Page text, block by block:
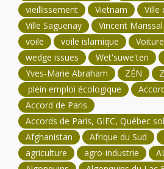
vieillissement
Vietnam
Ville
Ville Saguenay
Vincent Marissal
voile
voile islamique
wedge issues
Wet'suwe'ten
Yves-Marie Abraham
ZÉN
plein emploi écologique
Accord de Paris
Accords de Paris, GIEC, Québec
Afghanistan
Afrique du Sud
agriculture
agro-industrie